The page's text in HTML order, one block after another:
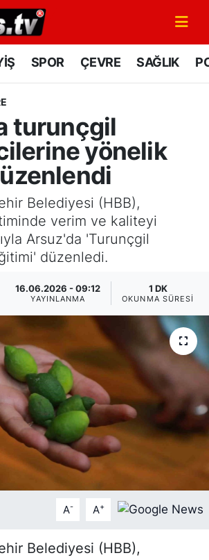
SPOR ÇEVRE SAĞLIK
turunçgil
yönelik
Belediyesi (HBB),
verim ve kaliteyi
Arsuz'da 'Turunçgil
düzenledi.
16.06.2026 - 09:12
YAYINLANMA
1 DK
OKUNMA SÜRESI
A- A+
Belediyesi (HBB),
Eczaneler
Vakitleri
Yoğunluk Haritası
Durumu ve Fikstür
Haberleri